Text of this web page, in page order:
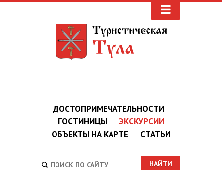
НАЙТИ
ДОСТОПРИМЕЧАТЕЛЬНОСТИ
ГОСТИНИЦЫ
ЭКСКУРСИИ
ОБЪЕКТЫ НА КАРТЕ
СТАТЬИ